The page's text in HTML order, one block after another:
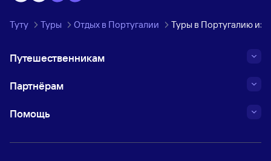
Туту Туры Отдых в Португалии Туры в Португалию из
Путешественникам
Партнёрам
Помощь